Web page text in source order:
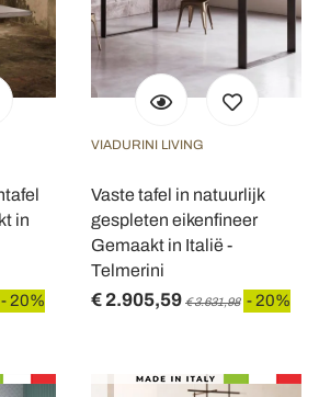
in
- 20%
VIADURINI LIVING
Vaste tafel in natuurlijk
gespleten eikenfineer
Gemaakt in Italië -
Telmerini
€ 2.905,59 € 3.631,98 - 20%